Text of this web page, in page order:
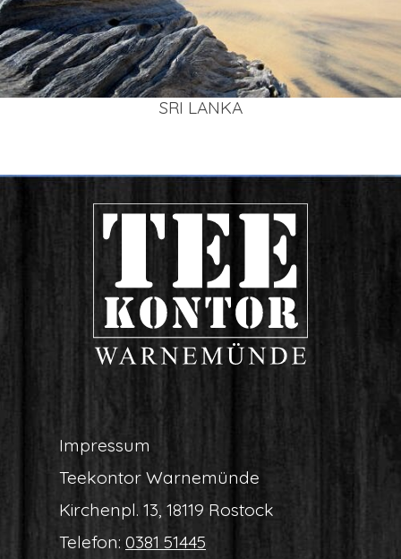
SRI LAN­KA
Impres­sum
Tee­kon­tor Warnemünde
Kir­chen­pl. 13, 18119 Rostock
Tele­fon: 0381 51445